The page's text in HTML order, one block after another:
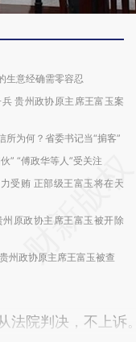
生意经确需零容忍
贵州政协原主席王富玉案
所为何？省委书记当“掮客”
” “傅政华等人”受关注
受贿 正部级王富玉将在天
原政协主席王富玉被开除
州政协原主席王富玉被查
法院判决，不上诉。